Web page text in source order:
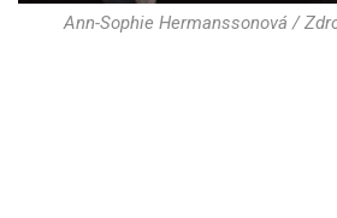
Ann-Sophie Hermanssonová /